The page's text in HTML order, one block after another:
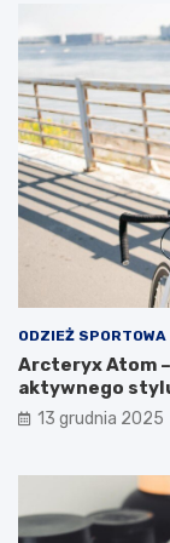
ODZIEŻ SPORTOWA
Arcteryx Atom
aktywnego
13 grudnia 2025